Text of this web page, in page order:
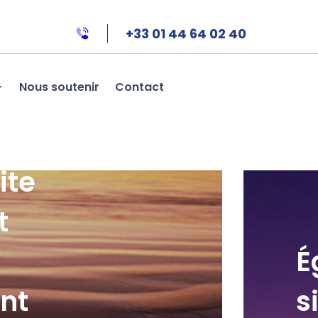
+33 01 44 64 02 40
Nous soutenir Contact